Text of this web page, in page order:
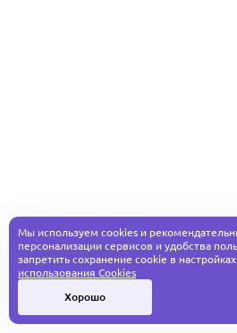
Мы используем cookies и
персонализации сервисов и удобства
запретить сохранение cookie в
использования Cookies
Хорошо